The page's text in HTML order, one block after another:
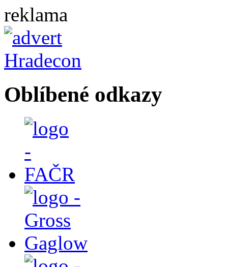
reklama
Oblíbené odkazy